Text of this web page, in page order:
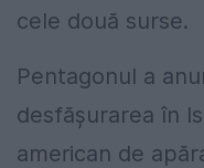
cele două surse.
Pentagonul a
desfășurarea în
american de